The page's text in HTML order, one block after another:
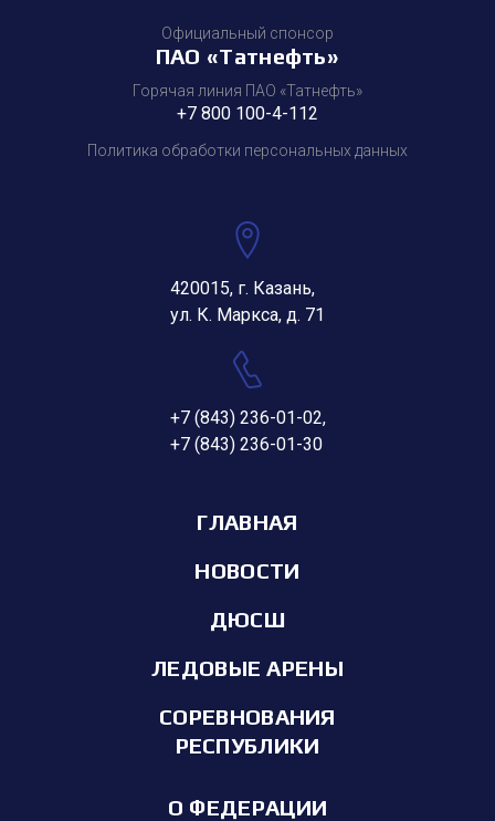
Официальный спонсор
ПАО «Татнефть»
Горячая линия ПАО «Татнефть»
+7 800 100-4-112
Политика обработки персональных данных
420015, г. Казань,
ул. К. Маркса, д. 71
+7 (843) 236-01-02,
+7 (843) 236-01-30
ГЛАВНАЯ
НОВОСТИ
ДЮСШ
ЛЕДОВЫЕ АРЕНЫ
СОРЕВНОВАНИЯ
РЕСПУБЛИКИ
О ФЕДЕРАЦИИ